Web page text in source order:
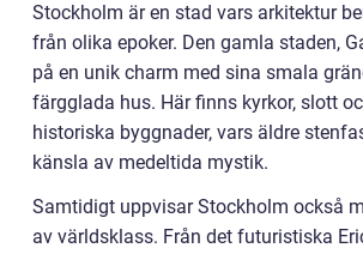
Stockholm är en stad vars arkitektur
från olika epoker. Den gamla staden,
på en unik charm med sina smala
färgglada hus. Här finns kyrkor, slott
historiska byggnader, vars äldre
känsla av medeltida mystik.
Samtidigt uppvisar Stockholm också
av världsklass. Från det futuristiska